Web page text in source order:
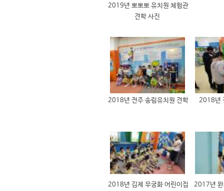
2019년 뽀뽀뽀 유치원 체험관
견학 사진
2018년 전주 송림유치원 견학 2018년
2018년 김제 무궁화 어린이집
2017년 완